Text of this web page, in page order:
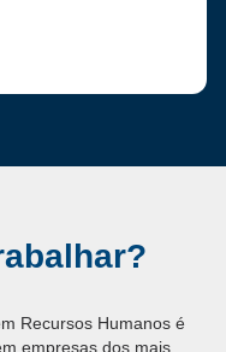
Recursos Humanos é
empresas dos mais